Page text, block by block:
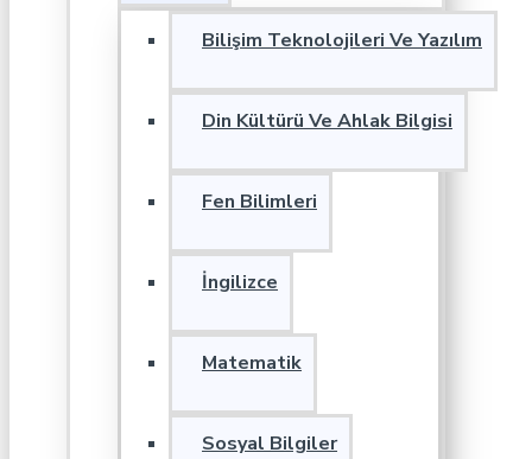
Bilişim Teknolojileri Ve Yazılım
Din Kültürü Ve Ahlak Bilgisi
Fen Bilimleri
İngilizce
Matematik
Sosyal Bilgiler